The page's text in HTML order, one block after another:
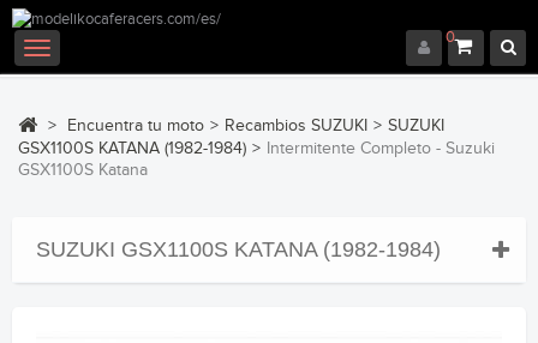
0
Navegación
Toggle
> Encuentra tu moto > Recambios SUZUKI > SUZUKI
GSX1100S KATANA (1982-1984) > Intermitente Completo - Suzuki
GSX1100S Katana
SUZUKI GSX1100S KATANA (1982-1984)